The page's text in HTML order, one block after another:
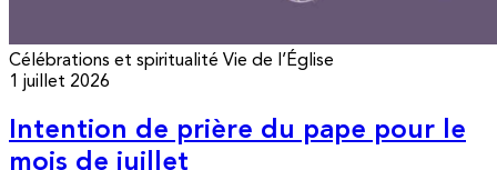
Célébrations et spiritualité Vie de l’Église
1 juillet 2026
Intention de prière du pape pour le
mois de juillet